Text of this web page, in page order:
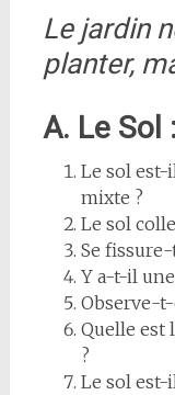
Le jardin
planter,
A. Le Sol
Le sol est-
mixte ?
Le sol
Se
Y a-t-il
Observe-
Quelle est
?
Le sol est-